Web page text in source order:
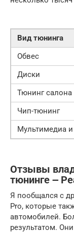
Вид тюнинга
Обвес
Диски
Тюнинг салона
Чип-тюнинг
Мультимедиа
Отзывы
тюнинге ౼
Я пообщался с
Pro, которые
автомобилей.
результатом.